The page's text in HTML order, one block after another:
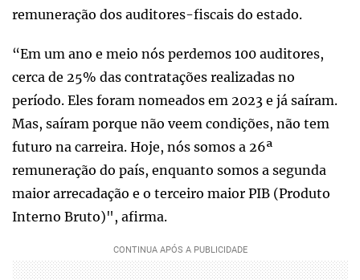
remuneração dos auditores-fiscais do estado.
“Em um ano e meio nós perdemos 100 auditores,
cerca de 25% das contratações realizadas no
período. Eles foram nomeados em 2023 e já saíram.
Mas, saíram porque não veem condições, não tem
futuro na carreira. Hoje, nós somos a 26ª
remuneração do país, enquanto somos a segunda
maior arrecadação e o terceiro maior PIB (Produto
Interno Bruto)", afirma.